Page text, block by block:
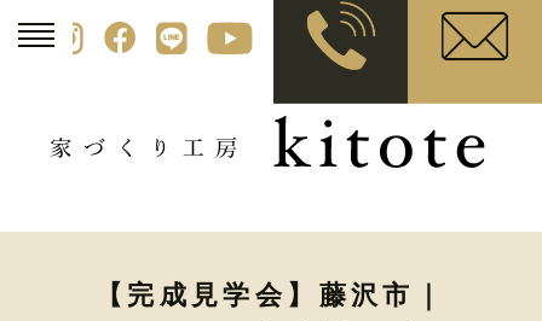
【完成見学会】藤沢市｜